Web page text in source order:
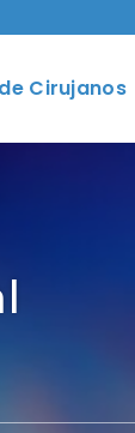
Cirujanos